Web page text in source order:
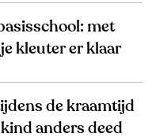
met
kleuter er klaar
de kraamtijd
anders deed